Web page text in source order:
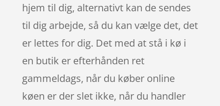
hjem til dig, alternativt kan de sendes
til dig arbejde, så du kan vælge det, det
er lettes for dig. Det med at stå i kø i
en butik er efterhånden ret
gammeldags, når du køber online
køen er der slet ikke, når du handler